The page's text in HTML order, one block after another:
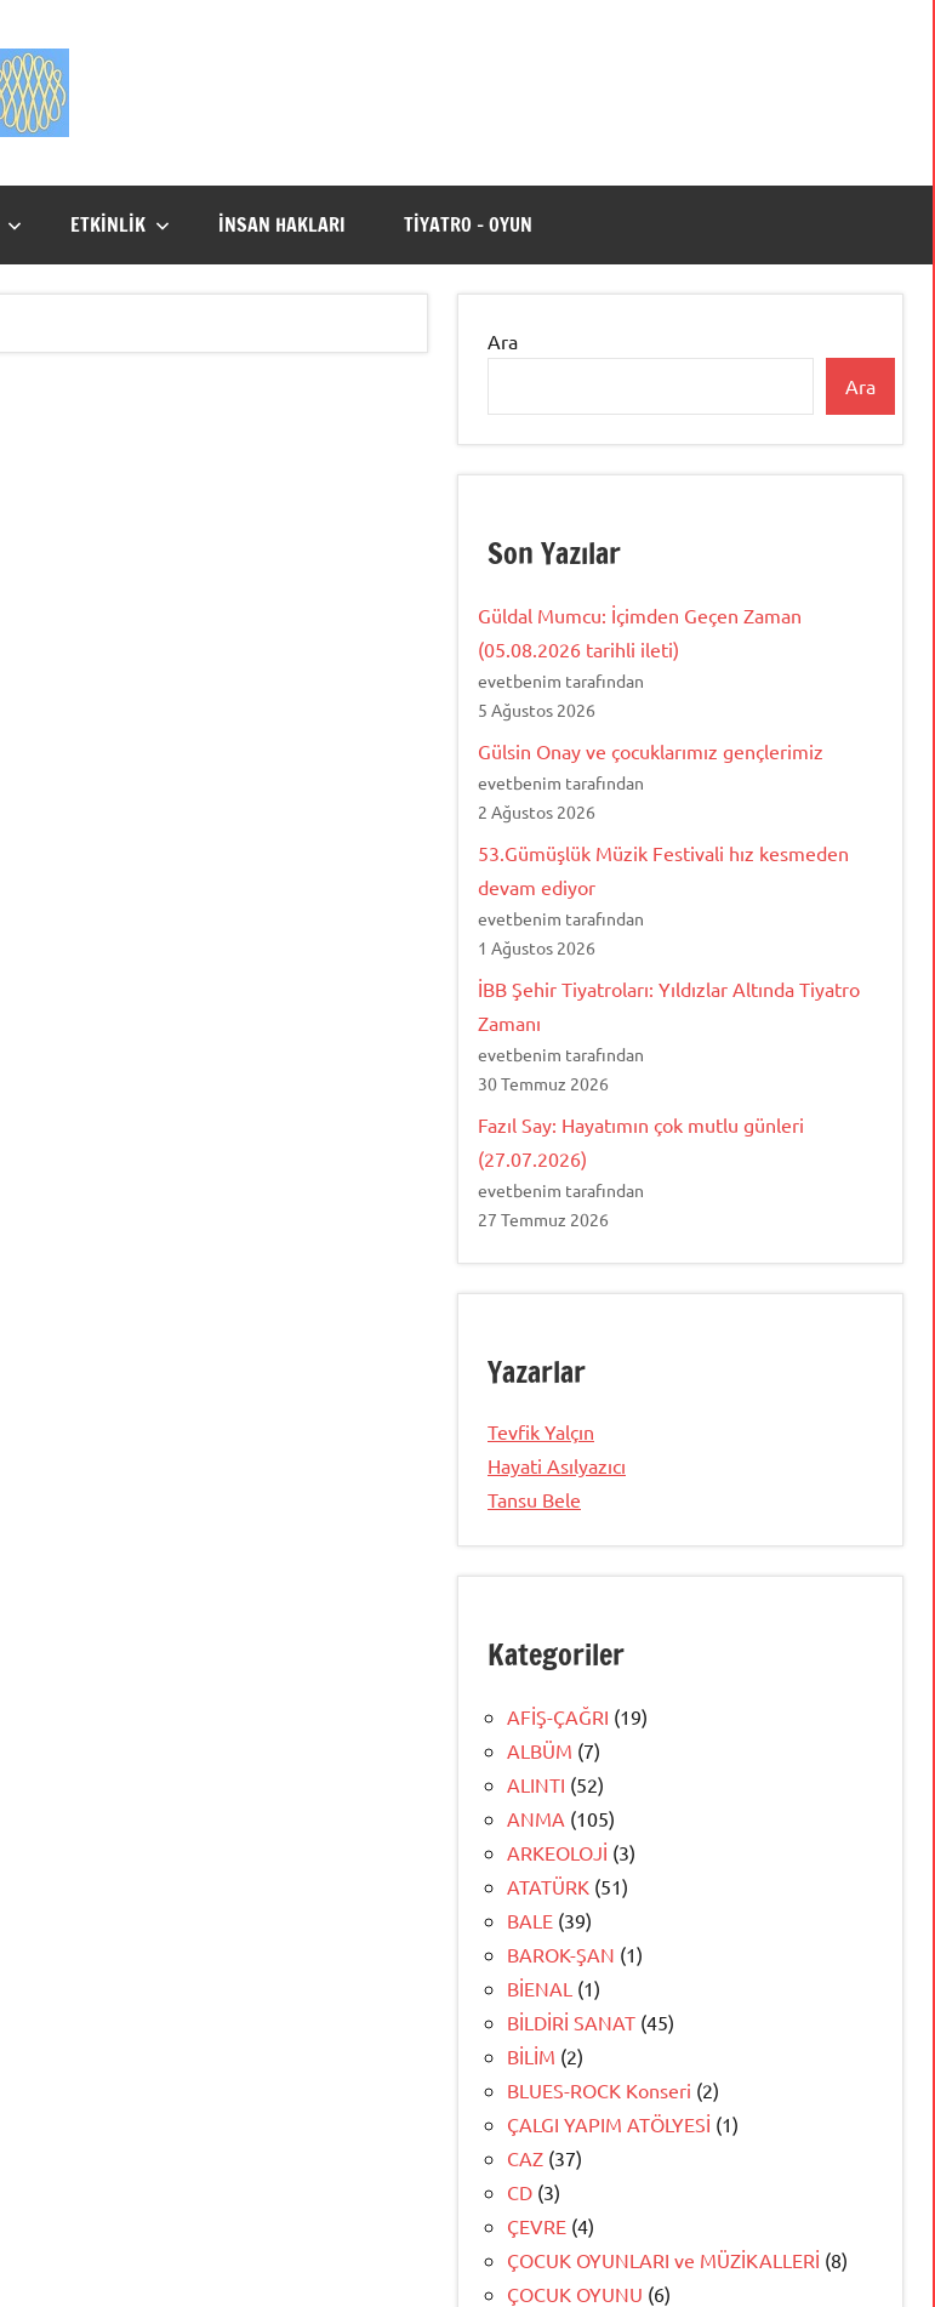
Benim
ETKİNLİK İNSAN HAKLARI TİYATRO – OYUN
Ara
Ara
Son Yazılar
Güldal Mumcu: İçimden Geçen Zaman
(05.08.2026 tarihli ileti)
evetbenim tarafından
5 Ağustos 2026
Gülsin Onay ve çocuklarımız gençlerimiz
evetbenim tarafından
2 Ağustos 2026
53.Gümüşlük Müzik Festivali hız kesmeden
devam ediyor
evetbenim tarafından
1 Ağustos 2026
İBB Şehir Tiyatroları: Yıldızlar Altında Tiyatro
Zamanı
evetbenim tarafından
30 Temmuz 2026
Fazıl Say: Hayatımın çok mutlu günleri
(27.07.2026)
evetbenim tarafından
27 Temmuz 2026
Yazarlar
Tevfik Yalçın
Hayati Asılyazıcı
Tansu Bele
Kategoriler
AFİŞ-ÇAĞRI (19)
ALBÜM (7)
ALINTI (52)
ANMA (105)
ARKEOLOJİ (3)
ATATÜRK (51)
BALE (39)
BAROK-ŞAN (1)
BİENAL (1)
BİLDİRİ SANAT (45)
BİLİM (2)
BLUES-ROCK Konseri (2)
ÇALGI YAPIM ATÖLYESİ (1)
CAZ (37)
CD (3)
ÇEVRE (4)
ÇOCUK OYUNLARI ve MÜZİKALLERİ (8)
ÇOCUK OYUNU (6)